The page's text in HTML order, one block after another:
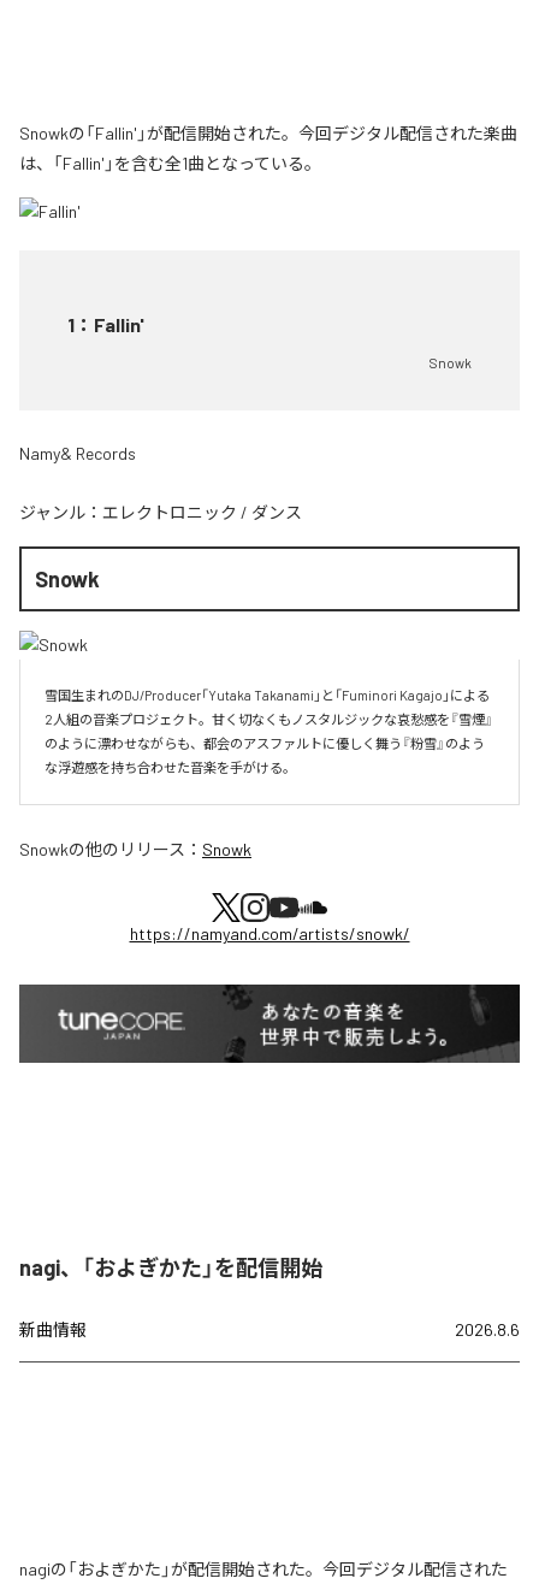
Snowkの「Fallin'」が配信開始された。今回デジタル配信された楽曲
は、「Fallin'」を含む全1曲となっている。
1 ： Fallin'
Snowk
Namy& Records
ジャンル： エレクトロニック / ダンス
Snowk
雪国生まれのDJ/Producer「Yutaka Takanami」と「Fuminori Kagajo」による
2人組の音楽プロジェクト。甘く切なくもノスタルジックな哀愁感を『雪煙』
のように漂わせながらも、都会のアスファルトに優しく舞う『粉雪』のよう
な浮遊感を持ち合わせた音楽を手がける。
Snowkの他のリリース： Snowk
https://namyand.com/artists/snowk/
nagi、「およぎかた」を配信開始
新曲情報 2026.8.6
nagiの「およぎかた」が配信開始された。今回デジタル配信された